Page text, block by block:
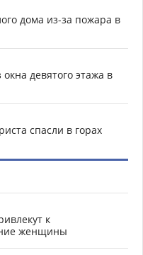
дома из-за пожара в
девятого этажа в
спасли в горах
к
женщины